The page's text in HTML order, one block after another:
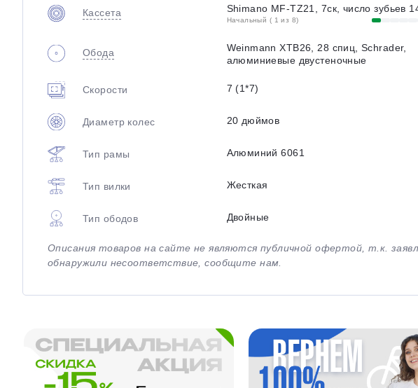
Кассета Shimano MF-TZ21, 7ск, число зубьев
Начальный ( 1 из 8)
Обода
Weinmann XTB26, 28 спиц, Schrader,
алюминиевые двустеночные
Скорости 7 (1*7)
Диаметр колес 20 дюймов
Тип рамы Алюминий 6061
Тип вилки Жесткая
Тип ободов Двойные
Описания товаров на сайте не являются публичной офертой, т.к.
обнаружили несоответствие, сообщите нам.